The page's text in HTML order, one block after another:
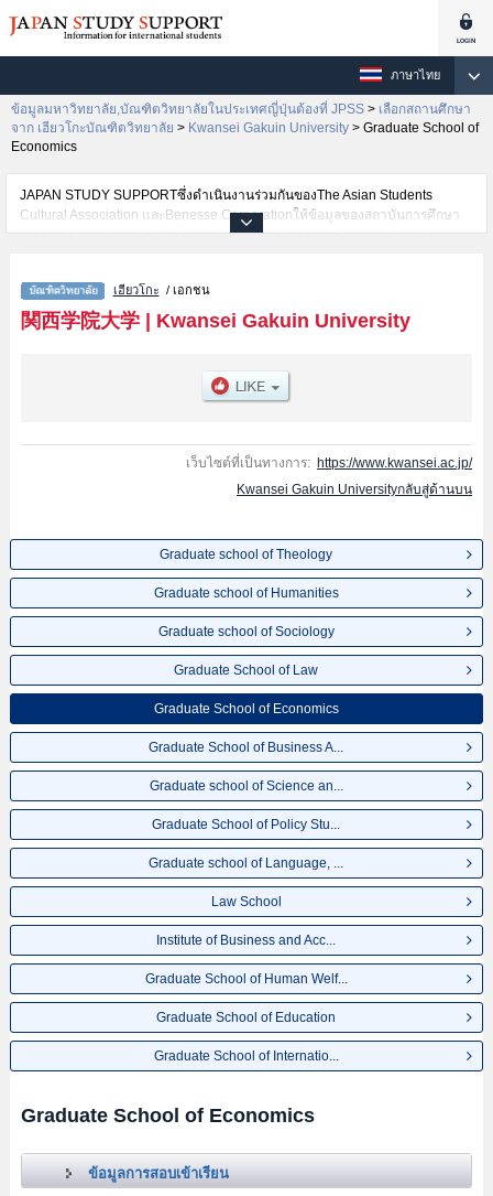
ภาษาไทย
ข้อมูลมหาวิทยาลัย,บัณฑิตวิทยาลัยในประเทศญี่ปุ่นต้องที่ JPSS > เลือกสถานศึกษา
จาก เฮียวโกะบัณฑิตวิทยาลัย > Kwansei Gakuin University > Graduate School of
Economics
JAPAN STUDY SUPPORTซึ่งดำเนินงานร่วมกันของThe Asian Students
Cultural Association และBenesse Corporationให้ข้อมูลของสถาบันการศึกษา
ระดับมหาวิทยาลัย・บัณฑิตวิทยาลัย・วิทยาลัยระดับอนุปริญญา・วิทยาลัย
นักศึกษาต่างชาติเช่นGraduate school of TheologyหรือGraduate school of
HumanitiesหรือGraduate school of SociologyหรือGraduate School of
LawหรือGraduate School of EconomicsหรือGraduate School of Business
School of Policy StudiesหรือGraduate school of Language, Communication,
and CultureหรือLaw SchoolหรือInstitute of Business and
เป็นต้น,ข้อมูลของแต่ละสาขาวิจัย,ข้อมูลการสอบคัดเลือกเข้าศึกษาเช่นจำนวนคน
ที่รับสมัครหรือจำนวนคนที่ผ่านการสอบคัดเลือกเป็นต้น,แนะนำสถานที่,การเดิน
ทางเป็นต้นไว้ด้วยดังนั้นขอเชิญใช้บริการค้นหาข้อมูลตามอัธยาศัย
เฮียวโกะ / เอกชน
関西学院大学| Kwansei Gakuin University
เว็บไซต์ที่เป็นทางการ: https://www.kwansei.ac.jp/
Kwansei Gakuin Universityกลับสู่ด้านบน
Graduate school of Theology
Graduate school of Humanities
Graduate school of Sociology
Graduate School of Law
Graduate School of Economics
Graduate School of Business A...
Graduate school of Science an...
Graduate School of Policy Stu...
Graduate school of Language, ...
Law School
Institute of Business and Acc...
Graduate School of Human Welf...
Graduate School of Education
Graduate School of Internatio...
Graduate School of Economics
ข้อมูลการสอบเข้าเรียน